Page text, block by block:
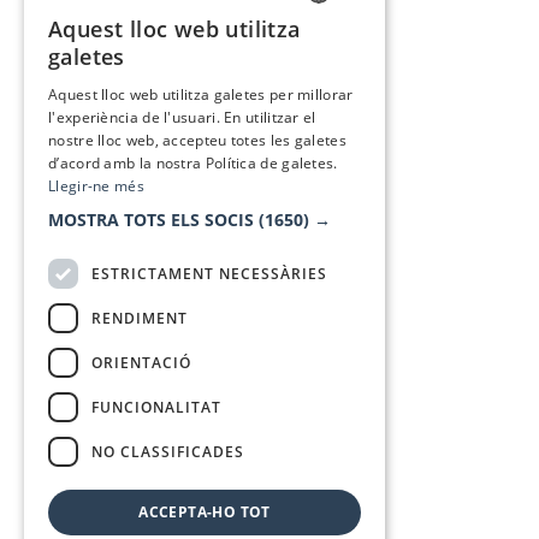
Aquest lloc web utilitza
galetes
Aquest lloc web utilitza galetes per millorar
l'experiència de l'usuari. En utilitzar el
nostre lloc web, accepteu totes les galetes
d’acord amb la nostra Política de galetes.
Llegir-ne més
MOSTRA TOTS ELS SOCIS (1650) →
ESTRICTAMENT NECESSÀRIES
RENDIMENT
ORIENTACIÓ
FUNCIONALITAT
NO CLASSIFICADES
ACCEPTA-HO TOT